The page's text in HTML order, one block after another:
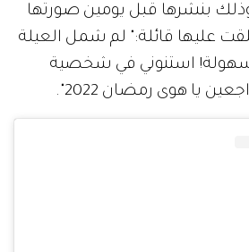
بنشرها قبل يومين صورتها
عليها قائلة:" لم شمل العيلة
استنوني في شخصية
يا هوى رمضان 2022".